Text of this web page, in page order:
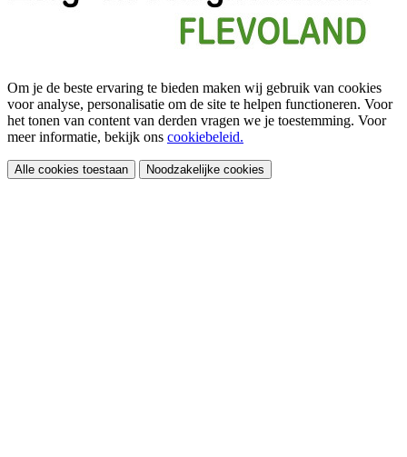
Om je de beste ervaring te bieden maken wij gebruik van cookies
voor analyse, personalisatie om de site te helpen functioneren. Voor
het tonen van content van derden vragen we je toestemming. Voor
meer informatie, bekijk ons cookiebeleid.
Alle cookies toestaan Noodzakelijke cookies